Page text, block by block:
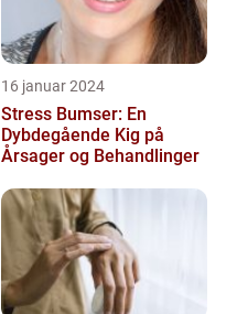
16 januar 2024
Stress Bumser: En
Dybdegående Kig på
Årsager og Behandlinger